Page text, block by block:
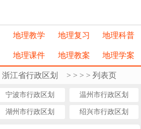
地理教学 地理复习 地理科普
地理课件 地理教案 地理学案
> > >
浙江省行政区划 > 列表页
宁波市行政区划 温州市行政区划
湖州市行政区划 绍兴市行政区划